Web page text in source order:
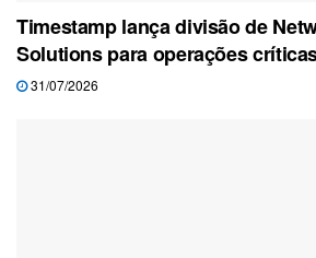
Timestamp lança divisão de
Solutions para operações
31/07/2026